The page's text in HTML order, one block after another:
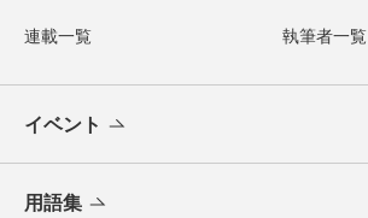
連載一覧 執筆者一覧
イベント
用語集